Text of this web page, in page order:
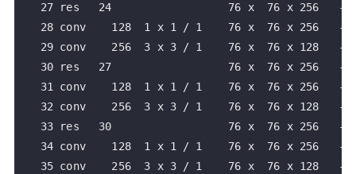
27 res   24                  76 x  76 x 256   ->
28 conv    128  1 x 1 / 1    76 x  76 x 256   -
29 conv    256  3 x 3 / 1    76 x  76 x 128   -
30 res   27                  76 x  76 x 256   ->
31 conv    128  1 x 1 / 1    76 x  76 x 256   -
32 conv    256  3 x 3 / 1    76 x  76 x 128   -
33 res   30                  76 x  76 x 256   ->
34 conv    128  1 x 1 / 1    76 x  76 x 256   -
35 conv    256  3 x 3 / 1    76 x  76 x 128   -